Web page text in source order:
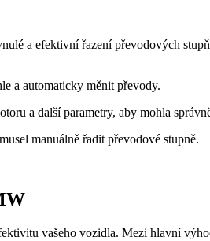
a efektivní řazení převodových
a automaticky měnit převody.
a další parametry, aby mohla
manuálně řadit převodové stupně.
vašeho vozidla. Mezi hlavní